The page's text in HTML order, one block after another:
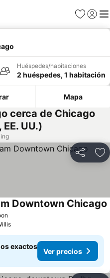
Favoritos
Iniciar
Huéspedes/habitaciones
2 huéspedes, 1 habitación
Mapa
cerca de Chicago
UU.)
Compartir
Downtown Chicago
exactos
Ver precios